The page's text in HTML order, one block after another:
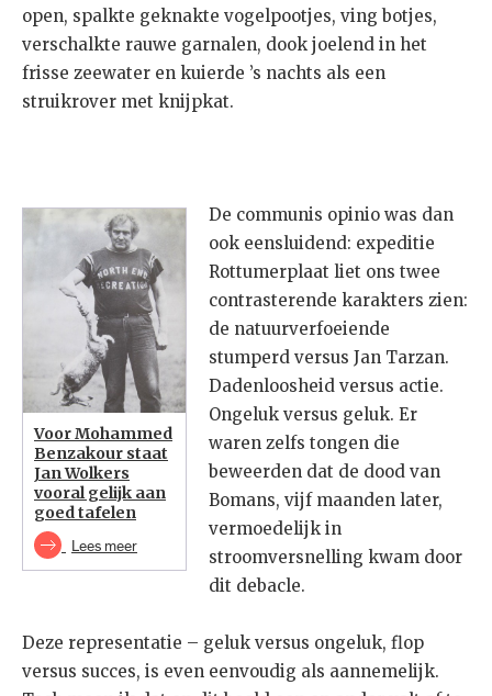
open, spalkte geknakte vogelpootjes, ving botjes,
verschalkte rauwe garnalen, dook joelend in het
frisse zeewater en kuierde ’s nachts als een
struikrover met knijpkat.
Voor Mohammed
Benzakour staat
Jan Wolkers
vooral gelijk aan
goed tafelen
Lees meer
De communis opinio was dan
ook eensluidend: expeditie
Rottumerplaat liet ons twee
contrasterende karakters zien:
de natuurverfoeiende
stumperd versus Jan Tarzan.
Dadenloosheid versus actie.
Ongeluk versus geluk. Er
waren zelfs tongen die
beweerden dat de dood van
Bomans, vijf maanden later,
vermoedelijk in
stroomversnelling kwam door
dit debacle.
Deze representatie – geluk versus ongeluk, flop
versus succes, is even eenvoudig als aannemelijk.